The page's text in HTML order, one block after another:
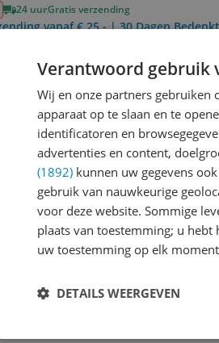
24 uurGratis verzending
vanaf € 25,- | 30 Dagen
kenmerken
8714572082051
Verantwoord gebruik
Wij en onze partners
apparaat op te slaan en te
identificatoren en
advertenties en content,
(1892) kunnen uw gegevens
gebruik van nauwkeurige
voor deze website. Sommige
plaats van toestemming; u
uw toestemming op elk
DETAILS WEERGEVEN